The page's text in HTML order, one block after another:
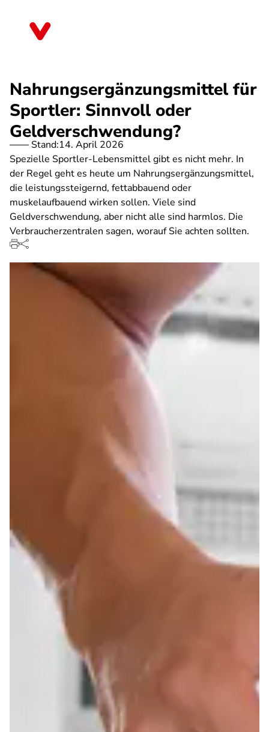
Nahrungsergänzungsmittel für
Sportler: Sinnvoll oder
Geldverschwendung?
Stand:14. April 2026
Spezielle Sportler-Lebensmittel gibt es nicht mehr. In
der Regel geht es heute um Nahrungsergänzungsmittel,
die leistungssteigernd, fettabbauend oder
muskelaufbauend wirken sollen. Viele sind
Geldverschwendung, aber nicht alle sind harmlos. Die
Verbraucherzentralen sagen, worauf Sie achten sollten.